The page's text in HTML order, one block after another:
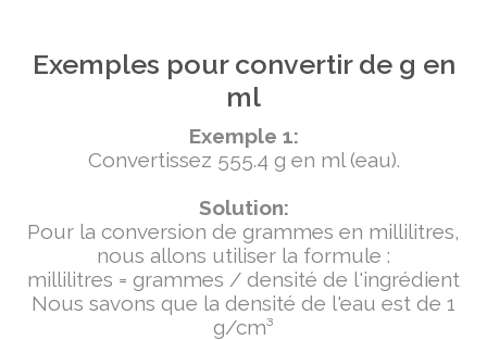
Exemples pour convertir de g en
ml
Exemple 1:
Convertissez 555.4 g en ml (eau).
Solution:
Pour la conversion de grammes en millilitres,
nous allons utiliser la formule :
millilitres = grammes / densité de l'ingrédient
Nous savons que la densité de l'eau est de 1
g/cm³